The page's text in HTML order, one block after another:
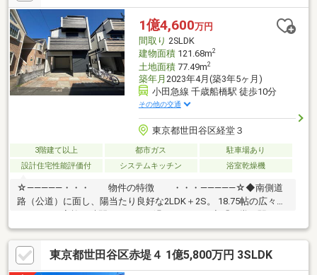
1億4,600万円
間取り 2SLDK
建物面積121.68m2
土地面積77.49m2
築年月 2023年4月(築3年5ヶ月)
小田急線 千歳船橋駅 徒歩10分
その他の交通
東京都世田谷区経堂３
3階建て以上 都市ガス
駐車場あり
設計住宅性能評価付
システムキッチン 浴室乾燥機
☆―――――・・・ 物件の特徴 ・・・―――――☆◆南側道
路（公道）に面し、陽当たり良好な2LDK＋2S。 18.75帖の広々と
「経堂」駅、「宮の坂」の3駅2路線が利用可能。 通勤・通学に便
利な徒歩10分の好立地です 。◆全居室に収納スペースを完備した
機能的な間取り。 駐車場も備わっており、お車をお持ちの方も安
心です 。まずは、現地をご案内させていただきます！
東京都世田谷区赤堤４ 1億5,800万円 3SLDK